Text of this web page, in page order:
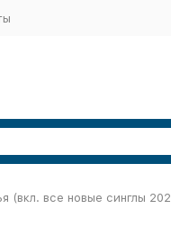
(вкл. все новые синглы